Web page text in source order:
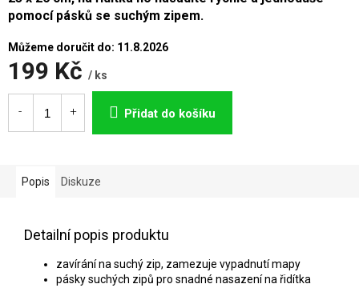
199 Kč / ks
Měrná
cena:
Můžeme doručit do: 11.8.2026
Přidat do košíku
pomocí pásků se suchým zipem.
Popis Diskuze
Detailní popis produktu
zavírání na suchý zip, zamezuje vypadnutí mapy
pásky suchých zipů pro snadné nasazení na řidítka